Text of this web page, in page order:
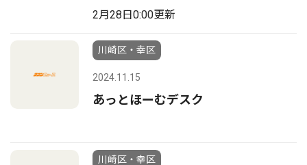
2月28日0:00更新
川崎区・幸区
2024.11.15
あっとほーむデスク
川崎区・幸区